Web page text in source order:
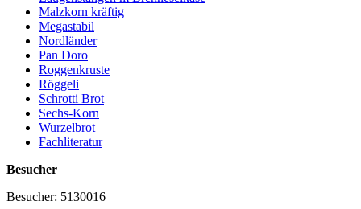
Malzkorn kräftig
Megastabil
Nordländer
Pan Doro
Roggenkruste
Röggeli
Schrotti Brot
Sechs-Korn
Wurzelbrot
Fachliteratur
Besucher
Besucher: 5130016